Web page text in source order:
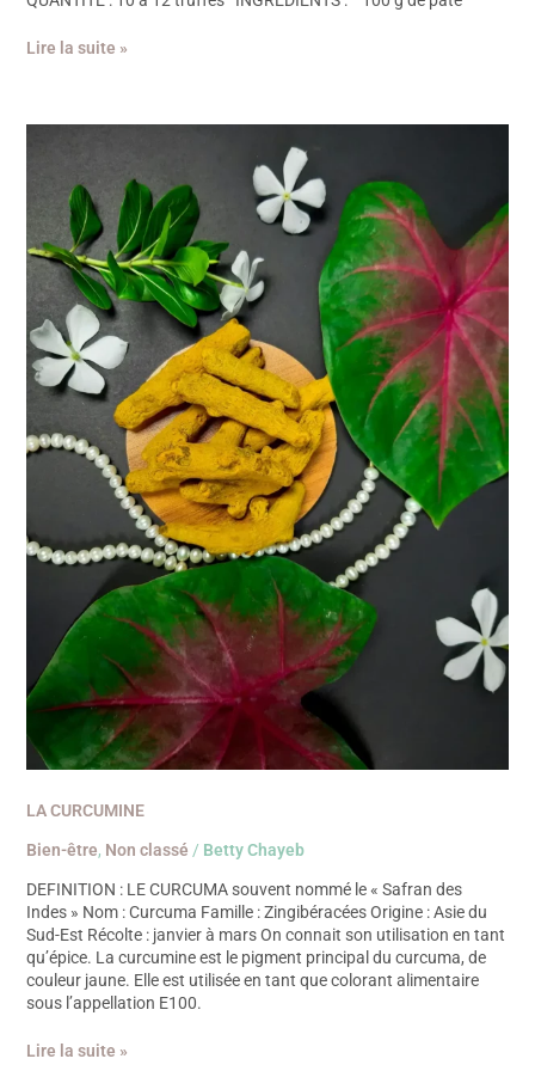
Lire la suite »
LA CURCUMINE
Bien-être, Non classé / Betty Chayeb
DEFINITION : LE CURCUMA souvent nommé le « Safran des
Indes » Nom : Curcuma Famille : Zingibéracées Origine : Asie du
Sud-Est Récolte : janvier à mars On connait son utilisation en tant
qu’épice. La curcumine est le pigment principal du curcuma, de
couleur jaune. Elle est utilisée en tant que colorant alimentaire
sous l’appellation E100.
Lire la suite »